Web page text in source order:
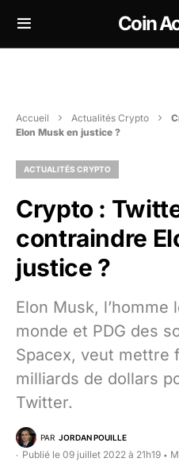
Coin
Accueil Actualités Crypto
Elon Musk en justice ?
ACTUALITÉS CRYPTO
Crypto :
contraindre
justice ?
Elon Musk, l’homme
monde et PDG des
Spacex, veut mettre
milliards de dollars
Twitter.
PAR JORDAN POUILLE
Publié le 09 juillet 2022 à 21h19 •